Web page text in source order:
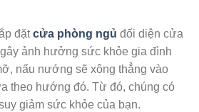
đặtcửa phòng ngủ đối diện cửa
ảnh hưởng sức khỏe gia đình
nấu nướng sẽ xông thẳng vào
theo hướng đó. Từ đó, chúng có
giảm sức khỏe của bạn.